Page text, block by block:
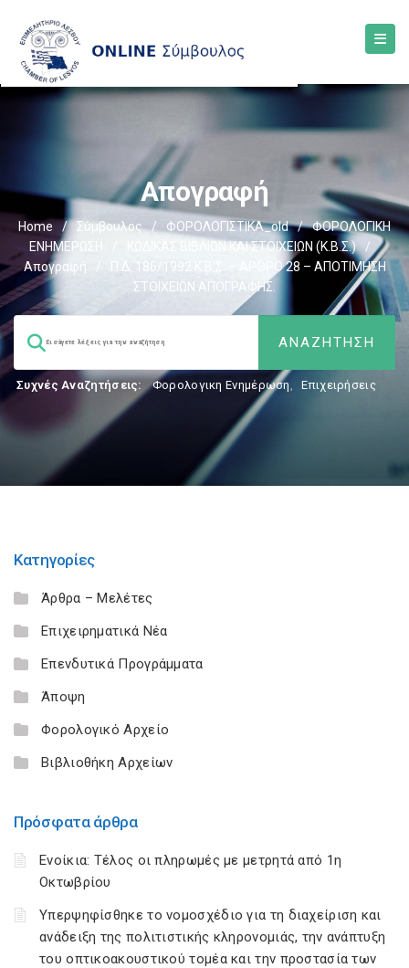
Απογραφή
Home / Σύμβουλος / ΦΟΡΟΛΟΓΙΣΤΙΚΑ_old /
ΦΟΡΟΛΟΓΙΚΗ
ΕΝΗΜΕΡΩΣΗ
ΚΩΔΙΚΑΣ ΒΙΒΛΙΩΝ ΚΑΙ ΣΤΟΙΧΕΙΩΝ (Κ.Β.Σ.)
/
Απογραφή
Π.Δ. 186/1992 Κ.Β.Σ. – ΑΡΘΡΟ 28 – ΑΠΟΤΙΜΗΣΗ
ΣΤΟΙΧΕΙΩΝ ΑΠΟΓΡΑΦΗΣ.
Συχνές Αναζητήσεις: Φορολογικη Ενημέρωση, Επιχειρήσεις
Κατηγορίες
Άρθρα – Μελέτες
Επιχειρηματικά Νέα
Επενδυτικά Προγράμματα
Άποψη
Φορολογικό Αρχείο
Βιβλιοθήκη Αρχείων
Πρόσφατα άρθρα
Ενοίκια: Τέλος οι πληρωμές με μετρητά από 1η
Οκτωβρίου
Υπερψηφίσθηκε το νομοσχέδιο για τη διαχείριση και
ανάδειξη της πολιτιστικής κληρονομιάς, την ανάπτυξη
του οπτικοακουστικού τομέα και την προστασία των